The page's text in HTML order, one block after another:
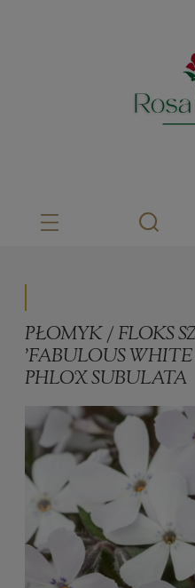
PŁOMYK / FLOKS
'FABULOUS
PHLOX SUBULATA